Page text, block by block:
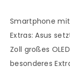
Smartphone
Extras: Asus
Zoll großes
besonderes